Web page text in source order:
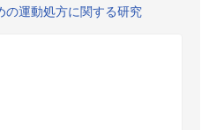
の運動処方に関する研究